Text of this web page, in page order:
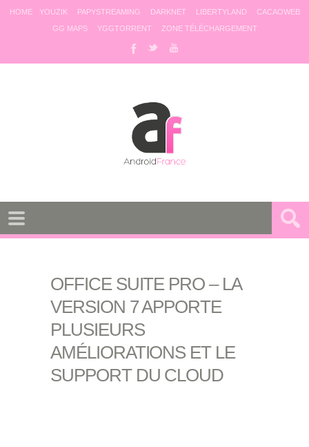
HOME YOUZIK PAPYSTREAMING DARKNET LIBERTYLAND
CACAOWEB
GG MAPS
YGGTORRENT ZONE TÉLÉCHARGEMENT
OFFICE SUITE PRO – LA
VERSION 7 APPORTE
PLUSIEURS
AMÉLIORATIONS ET LE
SUPPORT DU CLOUD